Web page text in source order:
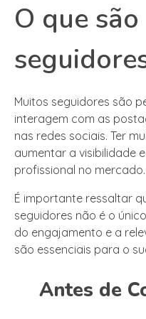
O que
Muitos seguidores são
interagem com as
nas redes sociais. Ter
aumentar a visibilidade
profissional no mercado.
É importante ressaltar
seguidores não é o
do engajamento e a
são essenciais para o
Antes de